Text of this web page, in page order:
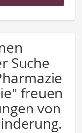
Suche
freuen
von